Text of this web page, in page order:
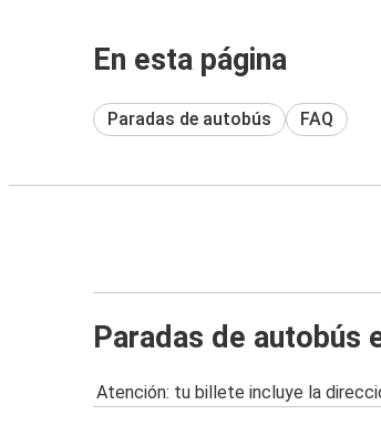
En esta página
Paradas de autobús FAQ
Paradas de autobús
Atención: tu billete incluye la